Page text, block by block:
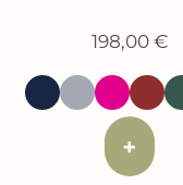
198,00€